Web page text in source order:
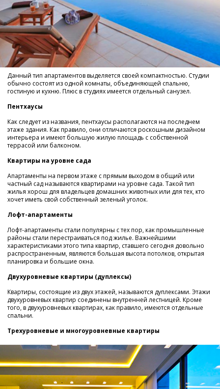
Данный тип апартаментов выделяется своей компактностью. Студии
обычно состоят из одной комнаты, объединяющей спальню,
гостиную и кухню. Плюс в студиях имеется отдельный санузел.
Пентхаусы
Как следует из названия, пентхаусы располагаются на последнем
этаже здания. Как правило, они отличаются роскошным дизайном
интерьера и имеют большую жилую площадь с собственной
террасой или балконом.
Квартиры на уровне сада
Апартаменты на первом этаже с прямым выходом в общий или
частный сад называются квартирами на уровне сада. Такой тип
жилья хорош для владельцев домашних животных или для тех, кто
хочет иметь свой собственный зеленый уголок.
Лофт-апартаменты
Лофт-апартаменты стали популярны с тех пор, как промышленные
районы стали перестраиваться под жилье. Важнейшими
характеристиками этого типа квартир, ставшего сегодня довольно
распространенным, являются большая высота потолков, открытая
планировка и большие окна.
Двухуровневые квартиры (дуплексы)
Квартиры, состоящие из двух этажей, называются дуплексами. Этажи
двухуровневых квартир соединены внутренней лестницей. Кроме
того, в двухуровневых квартирах, как правило, имеются отдельные
спальни.
Трехуровневые и многоуровневные квартиры